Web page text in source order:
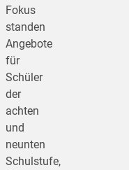
Fokus
standen
Angebote
für
Schüler
der
achten
und
neunten
Schulstufe,